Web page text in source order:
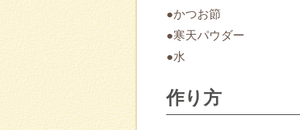
●かつお節
●寒天パウダー
●水
作り方